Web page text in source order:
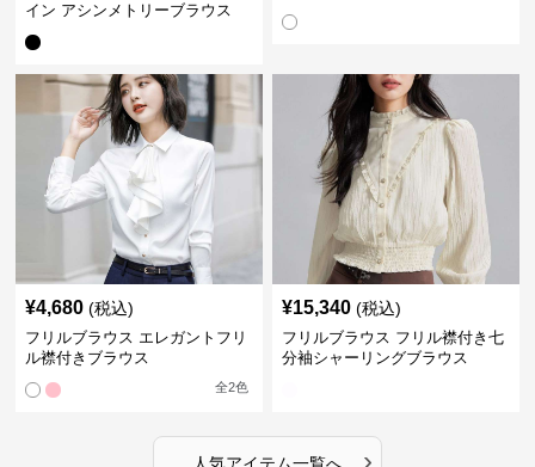
イン アシンメトリーブラウス
¥4,680 (税込)
フリルブラウス エレガントフリ
ル襟付きブラウス
全2色
¥15,340 (税込)
フリルブラウス フリル襟付き七
分袖シャーリングブラウス
›